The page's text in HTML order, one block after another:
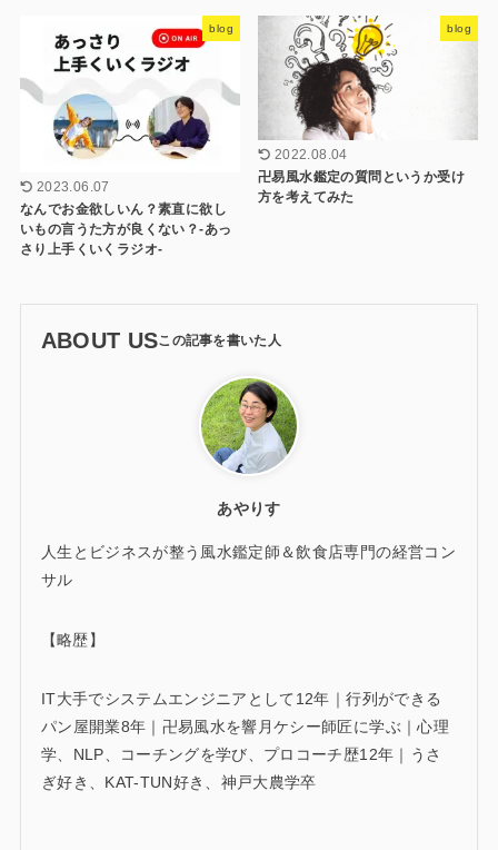
blog
2023.06.07
なんでお金欲しいん？素直に欲し
いもの言うた方が良くない？-あっ
さり上手くいくラジオ-
blog
2022.08.04
卍易風水鑑定の質問というか受け
方を考えてみた
ABOUT US
あやりす
人生とビジネスが整う風水鑑定師＆飲食店専門の経営コン
サル
【略歴】
IT大手でシステムエンジニアとして12年｜行列ができる
パン屋開業8年｜卍易風水を響月ケシー師匠に学ぶ｜心理
学、NLP、コーチングを学び、プロコーチ歴12年｜うさ
ぎ好き、KAT-TUN好き、神戸大農学卒